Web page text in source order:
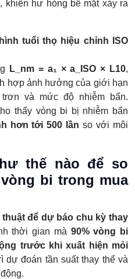
khiến hư hỏng bề mặt xảy ra
tuổi thọ hiệu chỉnh ISO
L_nm = a₁ × a_ISO × L10,
hợp ảnh hưởng của giới hạn
và mức độ nhiễm bẩn.
thấy vòng bi bị nhiễm bẩn
hơn tới 500 lần so với môi
thế nào để so
bi trong mua
để dự báo chu kỳ thay
thời gian mà 90% vòng bi
trước khi xuất hiện mỏi
dự đoán tần suất thay thế và